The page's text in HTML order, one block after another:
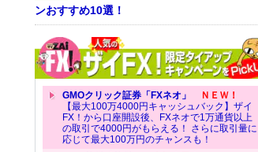
ンおすすめ10選！
GMOクリック証券「FXネオ」
ＮＥＷ！
【最大100万4000円キャッシュバック】ザイ
FX！から口座開設後、FXネオで1万通貨以上
の取引で4000円がもらえる！ さらに取引量に
応じて最大100万円のチャンスも！